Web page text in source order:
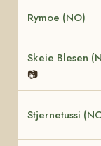
Rymoe (NO)
Skeie Blesen
📷
Stjernetussi